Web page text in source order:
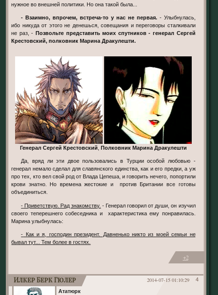
нужное во внешней политики. Но она такой была...
- Взаимно, впрочем, встреча-то у нас не первая.- Улыбнулась,
ибо никуда от этого не денешься, совещания и переговоры сталкивали
не раз, -Позвольте представить моих спутников - генерал Сергей
Крестовский, полковник Марина Дракулешти.
Генерал Сергей Крестовский Полковник Марина Дракулешти
Да, вряд ли эти двое пользовались в Турции особой любовью -
генерал немало сделал для славянского единства, как и его предки, а уж
про тех, кто вел свой род от Влада Цепеша, и говорить нечего, попортили
крови знатно. Но времена жестокие и против Британии все готовы
объединиться.
- Приветствую. Рад знакомству. - Генерал говорил от души, он изучил
своего теперешнего собеседника и характеристика ему понравилась.
Марина улыбнулась:
- Как и я, господин президент. Давненько никто из моей семьи не
бывал тут... Тем более в гостях.
+2
4
2014-07-15 01:10:29
Илкер Берк Гюлер
Ататюрк